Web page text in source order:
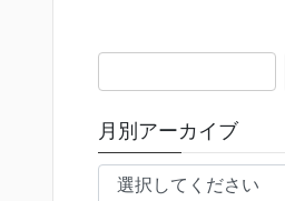
索:
月別アーカイブ